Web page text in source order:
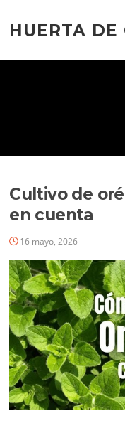
contenido
HUERTA DE
Cultivo de
en cuenta
16 mayo, 2026